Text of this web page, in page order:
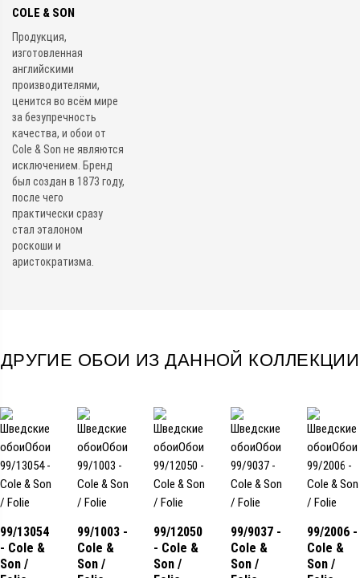
COLE & SON
Продукция,
изготовленная
английскими
производителями,
ценится во всём мире
за безупречность
качества, и обои от
Cole & Son не являются
исключением. Бренд
был создан в 1873 году,
после чего
практически сразу
стал эталоном
роскоши и
аристократизма.
ДРУГИЕ ОБОИ ИЗ ДАННОЙ КОЛЛЕКЦИИ
99/13054
- Cole &
Son /
99/1003 -
Cole &
Son /
99/12050
- Cole &
Son /
99/9037 -
Cole &
Son /
99/2006 -
Cole &
Son /